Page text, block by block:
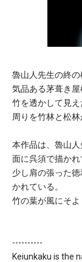
魯山人先生の終の
気品ある茅葺き
竹を透かして見え
周りを竹林と松
本作品は、魯山
面に呉須で描かれ
少し肩の張った
かれている。
竹の葉が風にそよ
----------
Keiunkaku is the